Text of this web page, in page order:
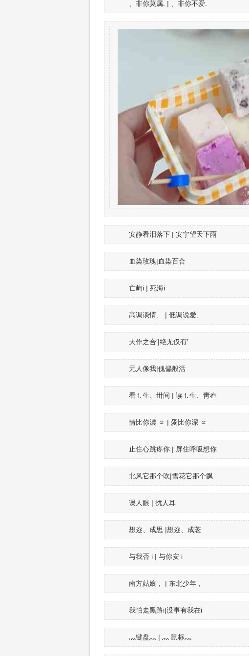
、非你莫属. | 、非你不爱.
安静看泪落下 | 安宁望天下雨
血染玫瑰|血染百合
亡屿i | 死海i
高调谈情、 | 低调说爱、
天作之合′|绝无仅有′
无人像我|傀儡般活
看⒈生、丗间 | 读⒈生、靑舂
情比你濃 ∝ | 愛比你深 ∝
止住心跳疼你 | 屏住呼吸想你
北风它那个吹|雪花它那个飘
误人眼 | 扰人耳
想迩、成思 |想迩、成菍
与我否 i | 与你安 i
南方姑娘， | 东北少年，
我怕走黑路i|没事有我在i
灬键盘灬 | 灬 鼠标灬